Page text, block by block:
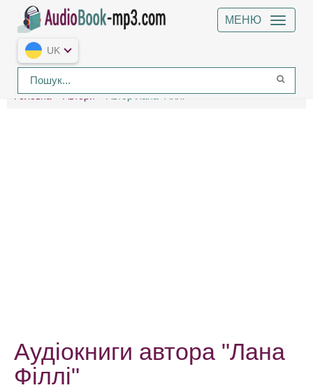
МЕНЮ
UK
Головна Автори Автор Лана Філлі
Аудіокниги автора "Лана
Філлі"